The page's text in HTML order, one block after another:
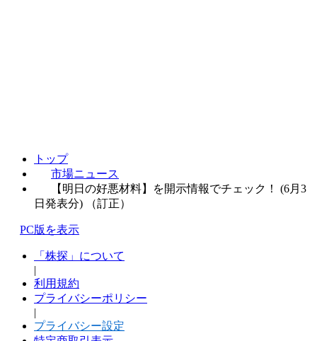
トップ
市場ニュース
【明日の好悪材料】を開示情報でチェック！ (6月3
日発表分) （訂正）
PC版を表示
「株探」について
|
利用規約
プライバシーポリシー
|
プライバシー設定